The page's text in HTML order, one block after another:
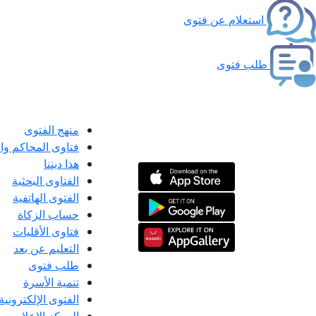
استعلام عن فتوى
طلب فتوى
منهج الفتوى
فتاوى المحاكم
هذا ديننا
الفتاوى البحثية
الفتوى الهاتفية
حساب الزكاة
فتاوى الأقليات
التعليم عن بعد
طلب فتوى
تنمية الأسرة
الفتوى الإلكترونية